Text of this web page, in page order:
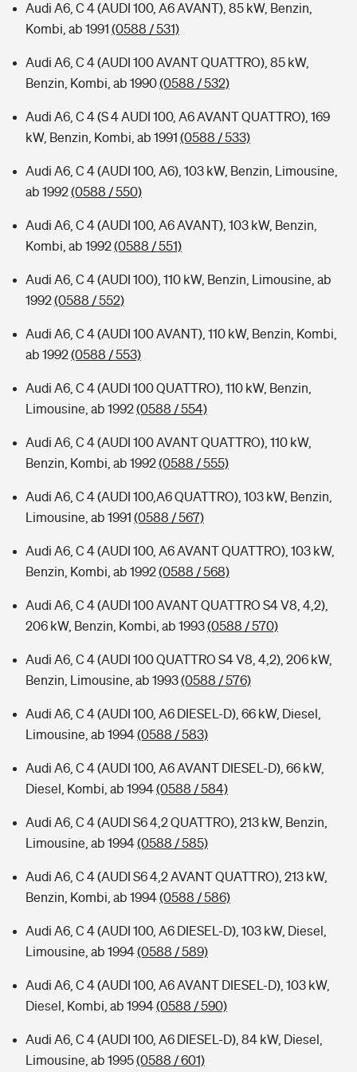
Audi A6, C 4 (AUDI 100, A6 AVANT), 85 kW, Benzin,
Kombi, ab 1991 (0588 / 531)
Audi A6, C 4 (AUDI 100 AVANT QUATTRO), 85 kW,
Benzin, Kombi, ab 1990(0588 / 532)
Audi A6, C 4 (S 4 AUDI 100, A6 AVANT QUATTRO), 169
kW, Benzin, Kombi, ab 1991 (0588 / 533)
Audi A6, C 4 (AUDI 100, A6), 103 kW, Benzin, Limousine,
ab 1992(0588 / 550)
Audi A6, C 4 (AUDI 100, A6 AVANT), 103 kW, Benzin,
Kombi, ab 1992(0588 / 551)
Audi A6, C 4 (AUDI 100), 110 kW, Benzin, Limousine, ab
1992(0588 / 552)
Audi A6, C 4 (AUDI 100 AVANT), 110 kW, Benzin, Kombi,
ab 1992(0588 / 553)
Audi A6, C 4 (AUDI 100 QUATTRO), 110 kW, Benzin,
Limousine, ab 1992(0588 / 554)
Audi A6, C 4 (AUDI 100 AVANT QUATTRO), 110 kW,
Benzin, Kombi, ab 1992(0588 / 555)
Audi A6, C 4 (AUDI 100,A6 QUATTRO), 103 kW, Benzin,
Limousine, ab 1991 (0588 / 567)
Audi A6, C 4 (AUDI 100, A6 AVANT QUATTRO), 103 kW,
Benzin, Kombi, ab 1992(0588 / 568)
Audi A6, C 4 (AUDI 100 AVANT QUATTRO S4 V8, 4,2),
206 kW, Benzin, Kombi, ab 1993(0588 / 570)
Audi A6, C 4 (AUDI 100 QUATTRO S4 V8, 4,2), 206 kW,
Benzin, Limousine, ab 1993(0588 / 576)
Audi A6, C 4 (AUDI 100, A6 DIESEL-D), 66 kW, Diesel,
Limousine, ab 1994(0588 / 583)
Audi A6, C 4 (AUDI 100, A6 AVANT DIESEL-D), 66 kW,
Diesel, Kombi, ab 1994(0588 / 584)
Audi A6, C 4 (AUDI S6 4,2 QUATTRO), 213 kW, Benzin,
Limousine, ab 1994(0588 / 585)
Audi A6, C 4 (AUDI S6 4,2 AVANT QUATTRO), 213 kW,
Benzin, Kombi, ab 1994(0588 / 586)
Audi A6, C 4 (AUDI 100, A6 DIESEL-D), 103 kW, Diesel,
Limousine, ab 1994(0588 / 589)
Audi A6, C 4 (AUDI 100, A6 AVANT DIESEL-D), 103 kW,
Diesel, Kombi, ab 1994(0588 / 590)
Audi A6, C 4 (AUDI 100, A6 DIESEL-D), 84 kW, Diesel,
Limousine, ab 1995(0588 / 601)